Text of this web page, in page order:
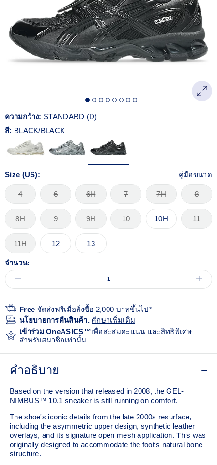
หน้า
เดียวกัน
ความกว้าง: STANDARD (D)
สี: BLACK/BLACK
Size (US): คู่มือขนาด
4 6 6H 7 7H 8
8H 9 9H 10 10H 11
11H 12 13
จำนวน:
Free จัดส่งฟรีเมื่อสั่งซื้อ 2,000 บาทขึ้นไป*
นโยบายการคืนสินค้า.ศีกษาเพิ่มเติม
เข้าร่วม OneASICS™เพื่อสะสมคะแนน และสิทธิพิเศษ
สำหรับสมาชิกเท่านั้น
คำอธิบาย
Based on the version that released in 2008, the GEL-
NIMBUS™ 10.1 sneaker is still running on comfort. ​
The shoe's iconic details from the late 2000s resurface,
including the asymmetric upper design, synthetic leather
overlays, and its signature open mesh application. This was
originally designed to accommodate the foot's natural bone
structure.​